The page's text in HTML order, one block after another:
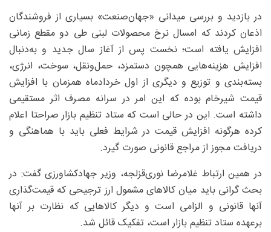
در بازدید و بررسی میدانی «جهان‌صنعت» بسیاری از فروشندگان
اذعان کردند که امسال نرخ محصولات لبنی طی دو مقطع زمانی
افزایش یافته است؛ نخست پس از آغاز سال جدید و به‌دنبال
افزایش هزینه‌هایی همچون دستمزد، حمل‌ونقل، سوخت، انرژی،
بسته‌بندی و توزیع و دیگری از اول خردادماه همزمان با افزایش
قیمت شیرخام بوده که این امر در سرانه مصرف اثر مستقیمی
داشته است. این در حالی است که ستاد تنظیم بازار صراحتا اعلام
کرده هرگونه افزایش قیمت در شرایط فعلی باید با هماهنگی و
دریافت مجوز از مراجع قانونی صورت گیرد.
در همین ارتباط غلامرضا نوری‌قزلجه، وزیر جهادکشاورزی گفت: در
بحث گرانی باید میان کالا‌های مشمول ارز ترجیحی که قیمت‌گذاری
آنها قانونی و الزامی است و دیگر کالا‌هایی که نظارت بر آنها
برعهده ستاد تنظیم بازار است، تفکیک قائل شد.